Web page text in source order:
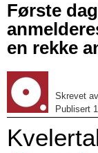
Første
en rekke
Skrevet
Publisert